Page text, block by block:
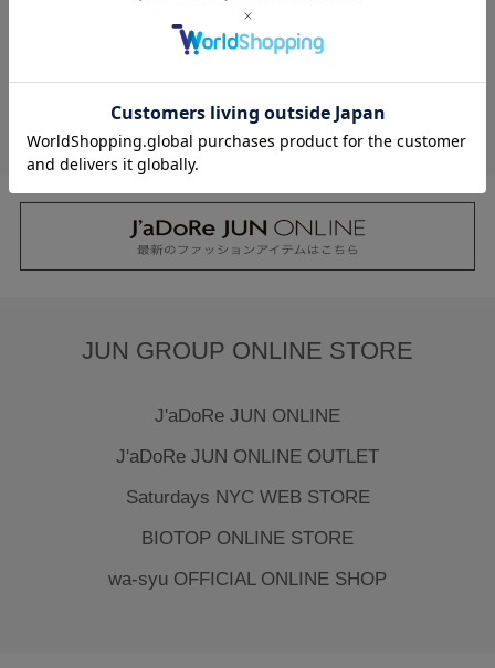
FOLLOW US ON
JUN GROUP ONLINE STORE
J'aDoRe JUN ONLINE
J'aDoRe JUN ONLINE OUTLET
Saturdays NYC WEB STORE
BIOTOP ONLINE STORE
wa-syu OFFICIAL ONLINE SHOP